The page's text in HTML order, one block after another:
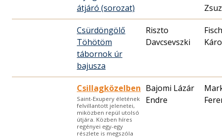
átjáró (sorozat)
Csürdöngölő
Töhötöm
tábornok úr
bajusza
Riszto
Davcsevszki
Csillagközelben
Saint-Exupery életének
felvillantott jelenetei,
miközben repül utolsó
útjára. Közben híres
regényei egy-egy
részlete is megszóla
Bajomi Lázár
Endre